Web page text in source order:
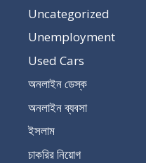
Uncategorized
Unemployment
Used Cars
অনলাইন ডেস্ক
অনলাইন ব্যবসা
ইসলাম
চাকরির নিয়োগ